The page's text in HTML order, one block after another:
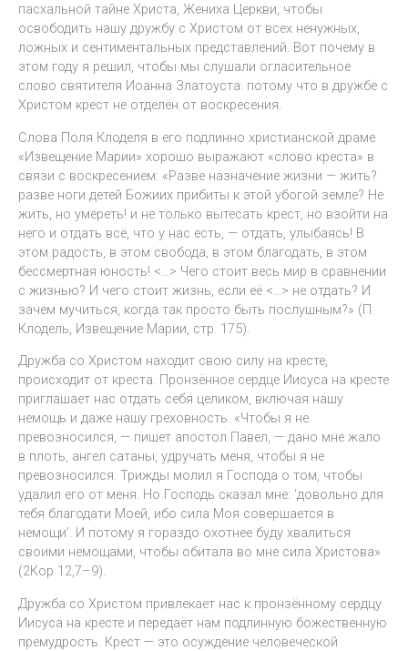
пасхальной тайне Христа, Жениха Церкви, чтобы
освободить нашу дружбу с Христом от всех ненужных,
ложных и сентиментальных представлений. Вот почему в
этом году я решил, чтобы мы слушали огласительное
слово святителя Иоанна Златоуста: потому что в дружбе с
Христом крест не отделён от воскресения.
Слова Поля Клоделя в его подлинно христианской драме
«Извещение Марии» хорошо выражают «слово креста» в
связи с воскресением: «Разве назначение жизни — жить?
разве ноги детей Божиих прибиты к этой убогой земле? Не
жить, но умереть! и не только вытесать крест, но взойти на
него и отдать всё, что у нас есть, — отдать, улыбаясь! В
этом радость, в этом свобода, в этом благодать, в этом
бессмертная юность! <…> Чего стоит весь мир в сравнении
с жизнью? И чего стоит жизнь, если её <…> не отдать? И
зачем мучиться, когда так просто быть послушным?» (П.
Клодель, Извещение Марии, стр. 175).
Дружба со Христом находит свою силу на кресте,
происходит от креста. Пронзённое сердце Иисуса на кресте
приглашает нас отдать себя целиком, включая нашу
немощь и даже нашу греховность. «Чтобы я не
превозносился, — пишет апостол Павел, — дано мне жало
в плоть, ангел сатаны, удручать меня, чтобы я не
превозносился. Трижды молил я Господа о том, чтобы
удалил его от меня. Но Господь сказал мне: ‘довольно для
тебя благодати Моей, ибо сила Моя совершается в
немощи’. И потому я гораздо охотнее буду хвалиться
своими немощами, чтобы обитала во мне сила Христова»
(2Кор 12,7–9).
Дружба со Христом привлекает нас к пронзённому сердцу
Иисуса на кресте и передаёт нам подлинную божественную
премудрость. Крест — это осуждение человеческой